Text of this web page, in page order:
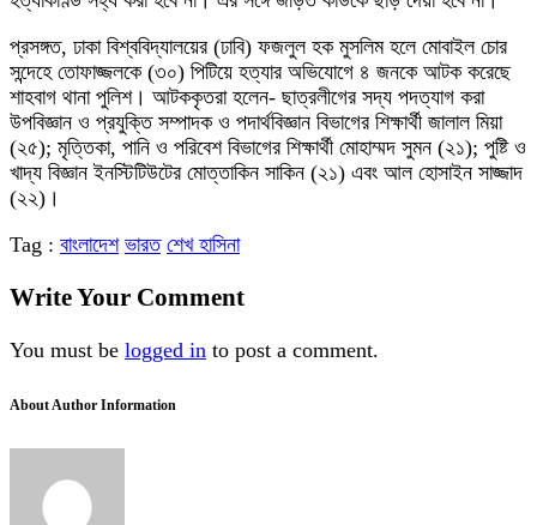
প্রসঙ্গত, ঢাকা বিশ্ববিদ্যালয়ের (ঢাবি) ফজলুল হক মুসলিম হলে মোবাইল চোর
সন্দেহে তোফাজ্জলকে (৩০) পিটিয়ে হত্যার অভিযোগে ৪ জনকে আটক করেছে
শাহবাগ থানা পুলিশ। আটককৃতরা হলেন- ছাত্রলীগের সদ্য পদত্যাগ করা
উপবিজ্ঞান ও প্রযুক্তি সম্পাদক ও পদার্থবিজ্ঞান বিভাগের শিক্ষার্থী জালাল মিয়া
(২৫); মৃত্তিকা, পানি ও পরিবেশ বিভাগের শিক্ষার্থী মোহাম্মদ সুমন (২১); পুষ্টি ও
খাদ্য বিজ্ঞান ইনস্টিটিউটের মোত্তাকিন সাকিন (২১) এবং আল হোসাইন সাজ্জাদ
(২২)।
Tag : বাংলাদেশ ভারত শেখ হাসিনা
Write Your Comment
You must be logged in to post a comment.
About Author Information